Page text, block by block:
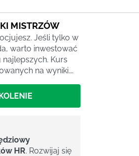
MISTRZÓW
Jeśli tylko w
warto inwestować
Kurs
na wyniki.…
HR. Rozwijaj się